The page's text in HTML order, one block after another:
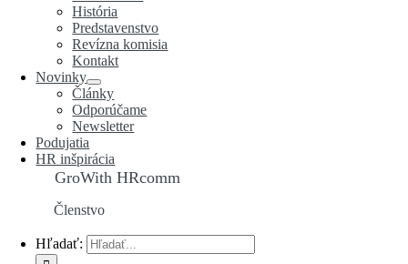
História
Predstavenstvo
Revízna komisia
Kontakt
Novinky
Články
Odporúčame
Newsletter
Podujatia
HR inšpirácia
GroWith HRcomm
Členstvo
Hľadať: